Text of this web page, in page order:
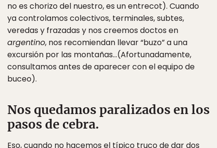
no es chorizo del nuestro, es un entrecot). Cuando
ya controlamos colectivos, terminales, subtes,
veredas y frazadas y nos creemos doctos en
argentino, nos recomiendan llevar “buzo” a una
excursión por las montañas…(Afortunadamente,
consultamos antes de aparecer con el equipo de
buceo).
Nos quedamos paralizados en los
pasos de cebra.
Eso, cuando no hacemos el típico truco de dar dos